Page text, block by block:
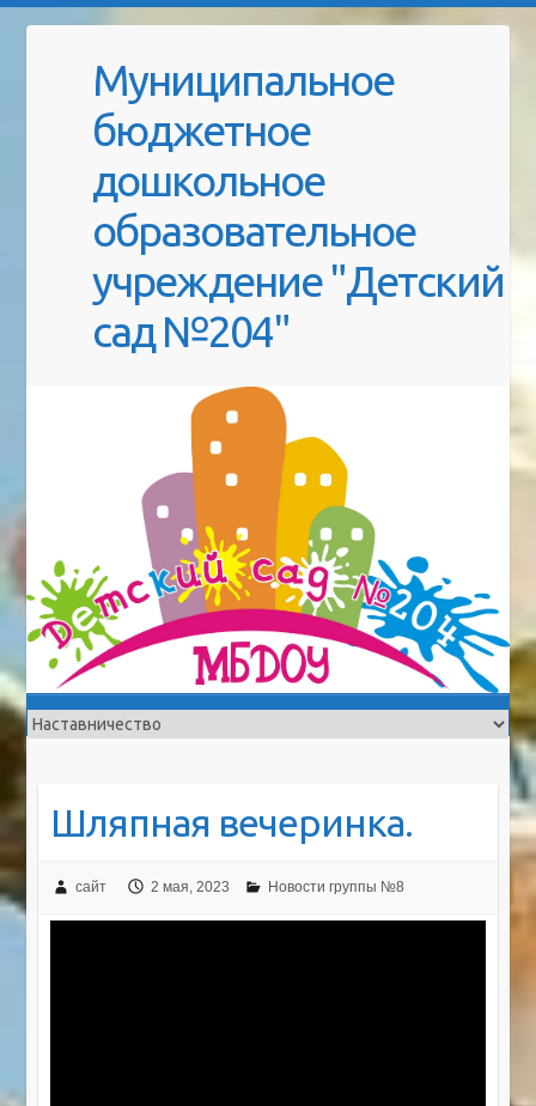
Муниципальное
бюджетное
дошкольное
образовательное
учреждение "Детский
сад №204"
Шляпная вечеринка.
сайт 2 мая, 2023 Новости группы №8